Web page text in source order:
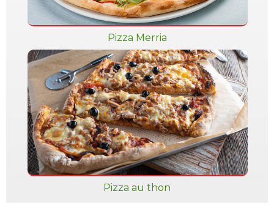
Pizza Merria
Pizza au thon